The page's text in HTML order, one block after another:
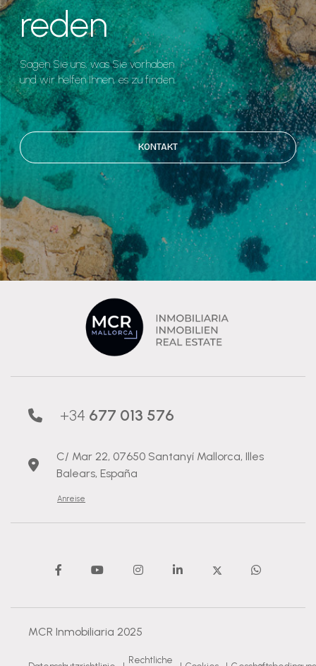
reden
Sagen Sie uns, was Sie vorhaben
und wir helfen Ihnen, es zu finden.
KONTAKT
+34 677 013 576
C/ Mar 22, 07650 Santanyí Mallorca, Illes
Balears, España
Anreise
MCR Inmobiliaria 2025
Rechtliche